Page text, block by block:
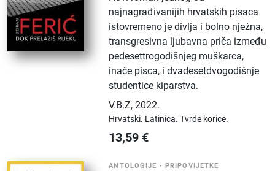
najnagrađivanijih hrvatskih pisaca
istovremeno je divlja i bolno nježna,
transgresivna ljubavna priča između
pedesettrogodišnjeg muškarca,
inače pisca, i dvadesetdvogodišnje
studentice kiparstva.
V.B.Z,2022.
Hrvatski. Latinica.Tvrde korice.
13,59 €
ANTOLOGIJE • PRIPOVIJETKE